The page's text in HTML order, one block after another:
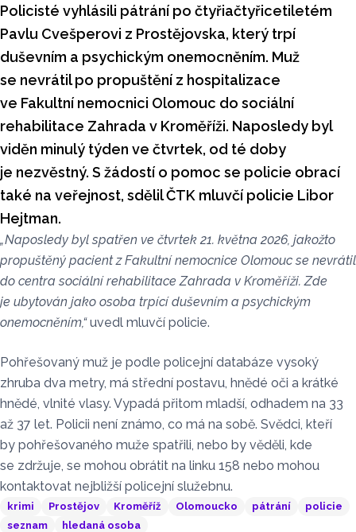
Policisté vyhlásili pátrání po čtyřiačtyřicetiletém
Pavlu Cvešperovi z Prostějovska, který trpí
duševním a psychickým onemocněním. Muž
se nevrátil po propuštění z hospitalizace
ve Fakultní nemocnici Olomouc do sociální
rehabilitace Zahrada v Kroměříži. Naposledy byl
viděn minulý týden ve čtvrtek, od té doby
je nezvěstný. S žádostí o pomoc se policie obrací
také na veřejnost, sdělil ČTK mluvčí policie Libor
Hejtman.
„Naposledy byl spatřen ve čtvrtek 21. května 2026, jakožto
propuštěný pacient z Fakultní nemocnice Olomouc se nevrátil
do centra sociální rehabilitace Zahrada v Kroměříži. Zde
je ubytován jako osoba trpící duševním a psychickým
onemocněním,“uvedl mluvčí policie.
Pohřešovaný muž je podle policejní databáze vysoký
zhruba dva metry, má střední postavu, hnědé oči a krátké
hnědé, vlnité vlasy. Vypadá přitom mladší, odhadem na 33
až 37 let. Policii není známo, co má na sobě. Svědci, kteří
by pohřešovaného muže spatřili, nebo by věděli, kde
se zdržuje, se mohou obrátit na linku 158 nebo mohou
kontaktovat nejbližší policejní služebnu.
krimi Prostějov Kroměříž Olomoucko pátrání
policie
seznam
hledaná osoba